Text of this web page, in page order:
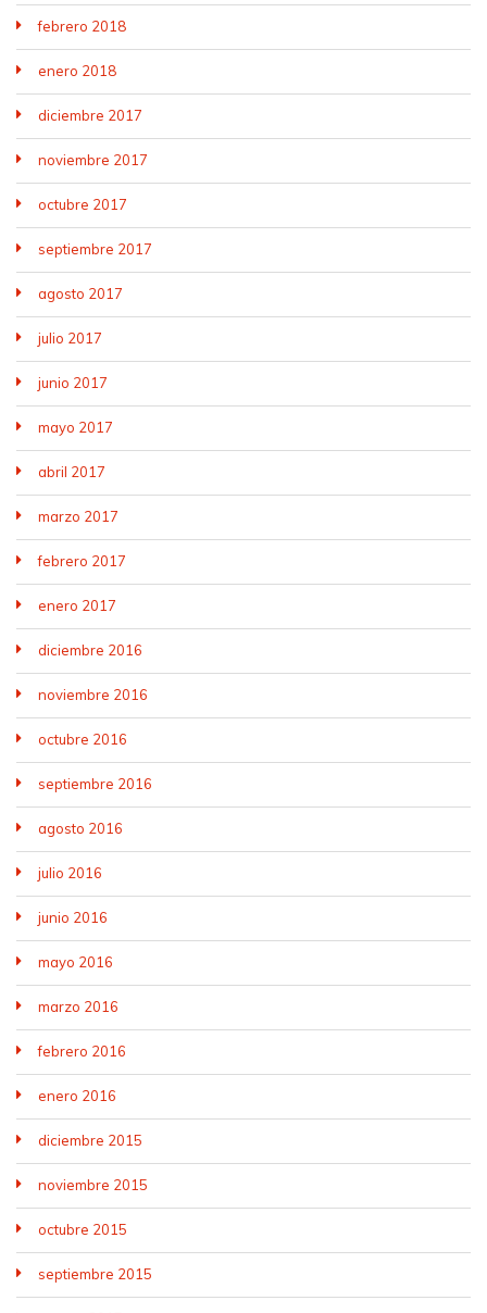
febrero 2018
enero 2018
diciembre 2017
noviembre 2017
octubre 2017
septiembre 2017
agosto 2017
julio 2017
junio 2017
mayo 2017
abril 2017
marzo 2017
febrero 2017
enero 2017
diciembre 2016
noviembre 2016
octubre 2016
septiembre 2016
agosto 2016
julio 2016
junio 2016
mayo 2016
marzo 2016
febrero 2016
enero 2016
diciembre 2015
noviembre 2015
octubre 2015
septiembre 2015